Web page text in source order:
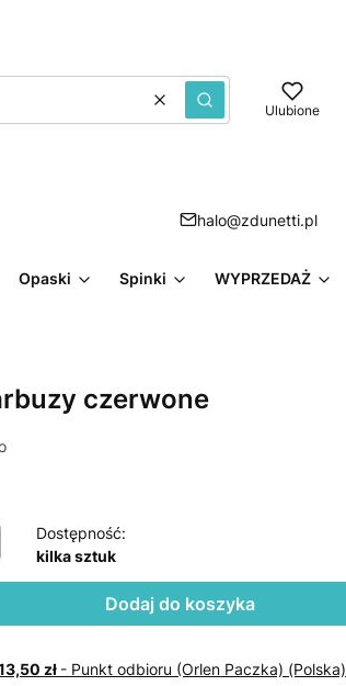
WyczyśćSzukaj Ulubione
halo@zdunetti.pl
Opaski Spinki WYPRZEDAŻ
czerwone
Dostępność:
kilka sztuk
Dodaj do koszyka
zł - Punkt odbioru (Orlen Paczka) (Polska)